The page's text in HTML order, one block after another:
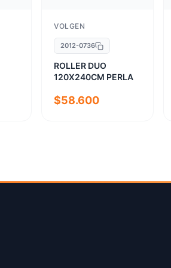
VOLGEN
2012-0736
ROLLER DUO
120X240CM PERLA
$58.600